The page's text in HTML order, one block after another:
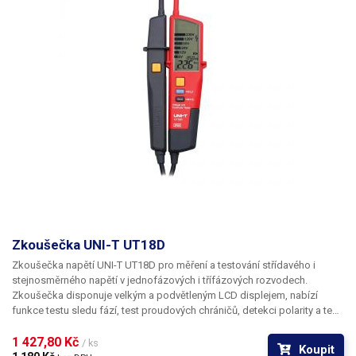
Zkoušečka UNI-T UT18D
Zkoušečka napětí UNI-T UT18D pro měření a testování střídavého i
stejnosměrného napětí v jednofázových i třífázových rozvodech.
Zkoušečka disponuje velkým a podvětleným LCD displejem, nabízí
funkce testu sledu fází, test proudových chráničů, detekci polarity a test
probíhá prostřednictvím dvou hrotů (jeden na těle přístroje, druhý je
1 427,80 Kč / ks Koupit